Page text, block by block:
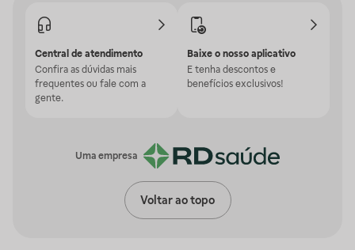
Central de atendimento
Confira as dúvidas mais
frequentes ou fale com a
gente.
Baixe o nosso aplicativo
E tenha descontos e
benefícios exclusivos!
Uma empresa
Voltar ao topo